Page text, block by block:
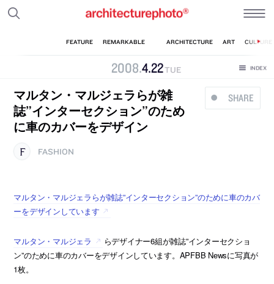
2008.4.22TUE
SHARE
マルタン・マルジェラらが雑
誌”インターセクション”のため
に車のカバーをデザイン
FASHION
マルタン・マルジェラらが雑誌”インターセクション”のために車のカバ
ーをデザインしています
マルタン・マルジェラ
らデザイナー6組が雑誌”インターセクショ
ン”のために車のカバーをデザインしています。APFBB Newsに写真が
1枚。